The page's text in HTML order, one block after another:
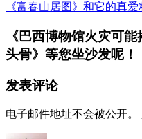
《富春山居图》和它的真爱
《巴西博物馆火灾可
头骨》 等您坐沙发呢！
发表评论
电子邮件地址不会被公开。